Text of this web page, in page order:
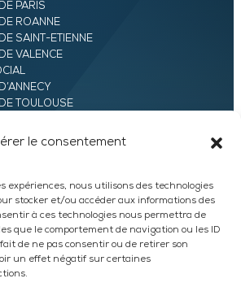
le consentement
expériences, nous utilisons des technologies
stocker et/ou accéder aux informations des
à ces technologies nous permettra de
que le comportement de navigation ou les ID
de ne pas consentir ou de retirer son
un effet négatif sur certaines
PARIS
ROANNE
SAINT-ETIENNE
VALENCE
TOULOUSE